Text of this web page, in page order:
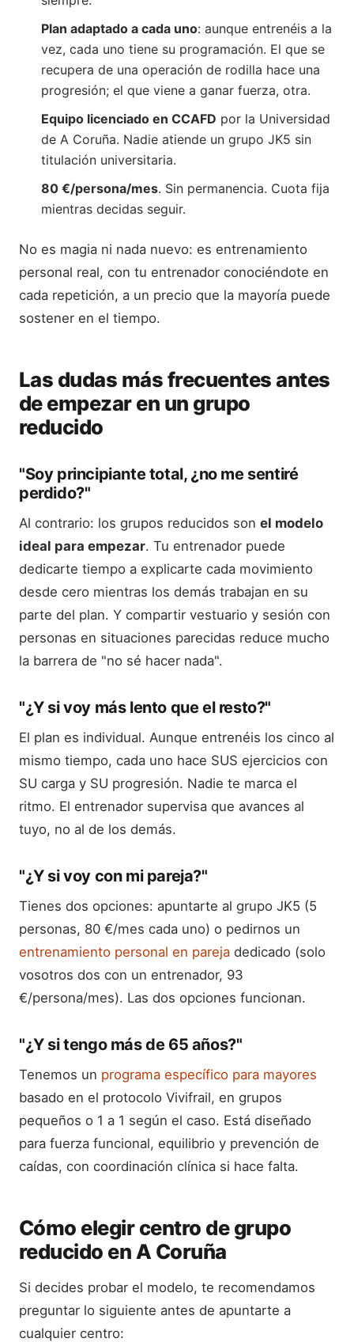
Plan adaptado a cada uno: aunque entrenéis a la
vez, cada uno tiene su programación. El que se
recupera de una operación de rodilla hace una
progresión; el que viene a ganar fuerza, otra.
Equipo licenciado en CCAFD por la Universidad
de A Coruña. Nadie atiende un grupo JK5 sin
titulación universitaria.
80 €/persona/mes. Sin permanencia. Cuota fija
mientras decidas seguir.
No es magia ni nada nuevo: es entrenamiento
personal real, con tu entrenador conociéndote en
cada repetición, a un precio que la mayoría puede
sostener en el tiempo.
Las dudas más frecuentes antes
de empezar en un grupo
reducido
"Soy principiante total, ¿no me sentiré
perdido?"
Al contrario: los grupos reducidos son el modelo
ideal para empezar. Tu entrenador puede
dedicarte tiempo a explicarte cada movimiento
desde cero mientras los demás trabajan en su
parte del plan. Y compartir vestuario y sesión con
personas en situaciones parecidas reduce mucho
la barrera de "no sé hacer nada".
"¿Y si voy más lento que el resto?"
El plan es individual. Aunque entrenéis los cinco al
mismo tiempo, cada uno hace SUS ejercicios con
SU carga y SU progresión. Nadie te marca el
ritmo. El entrenador supervisa que avances al
tuyo, no al de los demás.
"¿Y si voy con mi pareja?"
Tienes dos opciones: apuntarte al grupo JK5 (5
personas, 80 €/mes cada uno) o pedirnos un
entrenamiento personal en pareja dedicado (solo
vosotros dos con un entrenador, 93
€/persona/mes). Las dos opciones funcionan.
"¿Y si tengo más de 65 años?"
Tenemos un programa específico para mayores
basado en el protocolo Vivifrail, en grupos
pequeños o 1 a 1 según el caso. Está diseñado
para fuerza funcional, equilibrio y prevención de
caídas, con coordinación clínica si hace falta.
Cómo elegir centro de grupo
reducido en A Coruña
Si decides probar el modelo, te recomendamos
preguntar lo siguiente antes de apuntarte a
cualquier centro: